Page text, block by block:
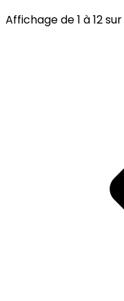
Affichage de1 à12sur